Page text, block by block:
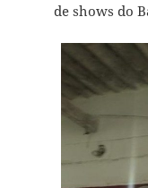
de shows do